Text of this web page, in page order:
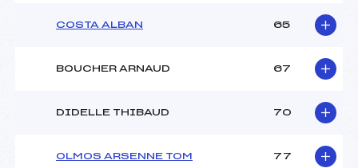
COSTA ALBAN 65
BOUCHER ARNAUD 67
DIDELLE THIBAUD 70
OLMOS ARSENNE TOM 77